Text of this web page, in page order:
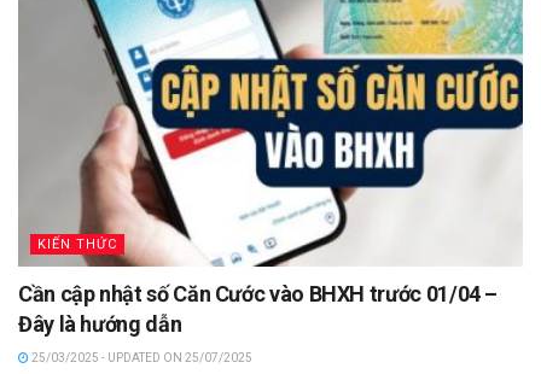
KIẾN THỨC
Cần cập nhật số Căn Cước vào BHXH trước 01/04 –
Đây là hướng dẫn
25/03/2025 - UPDATED ON 25/07/2025